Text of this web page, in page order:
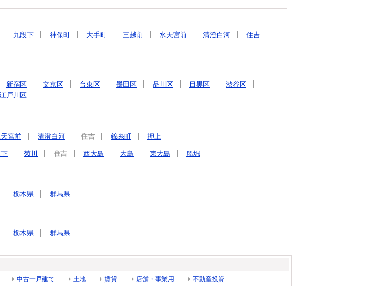
九段下 神保町 大手町 三越前 水天宮前 清澄白河
住吉
新宿区 文京区 台東区 墨田区 品川区 目黒区
渋谷区
江戸川区
宮前 清澄白河 住吉 錦糸町
押上
菊川 住吉 西大島 大島 東大島 船堀
栃木県 群馬県
栃木県 群馬県
中古一戸建て 土地 賃貸 店舗・事業用
不動産投資